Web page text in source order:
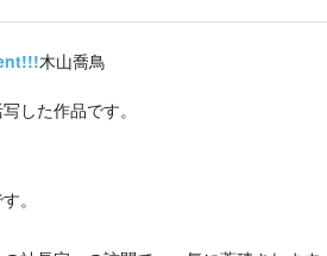
木山喬鳥
した作品です。
。